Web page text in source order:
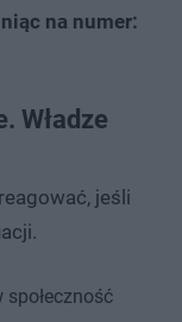
na numer:
Władze
jeśli